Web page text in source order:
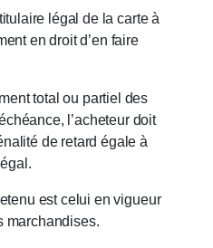
légal de la carte à
en droit d’en faire
total ou partiel des
l’acheteur doit
de retard égale à
est celui en vigueur
marchandises.